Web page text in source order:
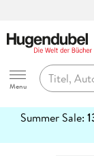
Hugendubel
Menu
Summer Sale:
erfahren